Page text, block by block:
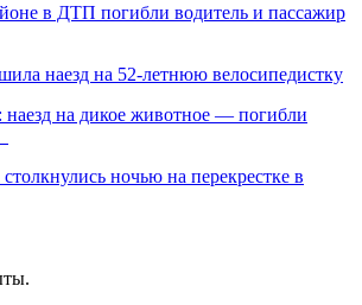
в ДТП погибли водитель и пассажир
наезд на 52-летнюю велосипедистку
на дикое животное — погибли
ночью на перекрестке в